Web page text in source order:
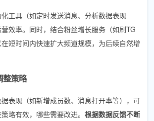
工具（如定时发送消息、分析数据表现
效率。同时，结合粉丝增长服务（如刷TG
短时间内快速扩大频道规模，为后续自然增
整策略
表现（如新增成员数、消息打开率等），可
略有效，哪些需要改进。 根据数据反馈不断